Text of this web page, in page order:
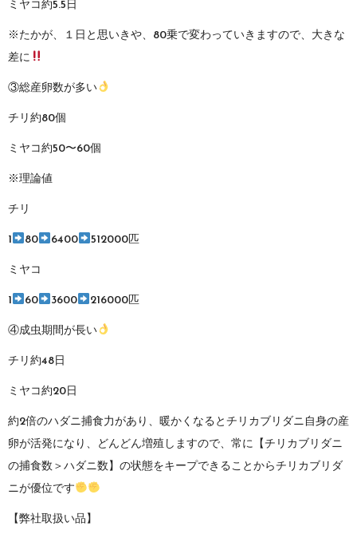
ミヤコ約5.5日
※たかが、１日と思いきや、80乗で変わっていきますので、大きな
差に
③総産卵数が多い
チリ約80個
ミヤコ約50〜60個
※理論値
チリ
1 80 6400 512000匹
ミヤコ
1 60 3600 216000匹
④成虫期間が長い
チリ約48日
ミヤコ約20日
約2倍のハダニ捕食力があり、暖かくなるとチリカブリダニ自身の産
卵が活発になり、どんどん増殖しますので、常に【チリカブリダニ
の捕食数＞ハダニ数】の状態をキープできることからチリカブリダ
ニが優位です
【弊社取扱い品】